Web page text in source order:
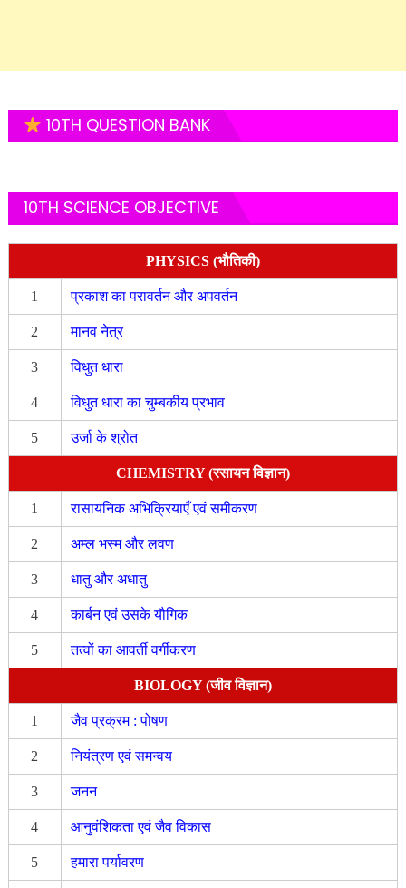
10TH QUESTION BANK
10TH SCIENCE OBJECTIVE
PHYSICS (भौतिकी)
1 प्रकाश का परावर्तन और अपवर्तन
2 मानव नेत्र
3 विधुत धारा
4 विधुत धारा का चुम्बकीय प्रभाव
5 उर्जा के श्रोत
CHEMISTRY (रसायन विज्ञान)
1 रासायनिक अभिक्रियाएँ एवं समीकरण
2 अम्ल भस्म और लवण
3 धातु और अधातु
4 कार्बन एवं उसके यौगिक
5 तत्वों का आवर्ती वर्गीकरण
BIOLOGY (जीव विज्ञान)
1 जैव प्रक्रम : पोषण
2 नियंत्रण एवं समन्वय
3 जनन
4 आनुवंशिकता एवं जैव विकास
5 हमारा पर्यावरण